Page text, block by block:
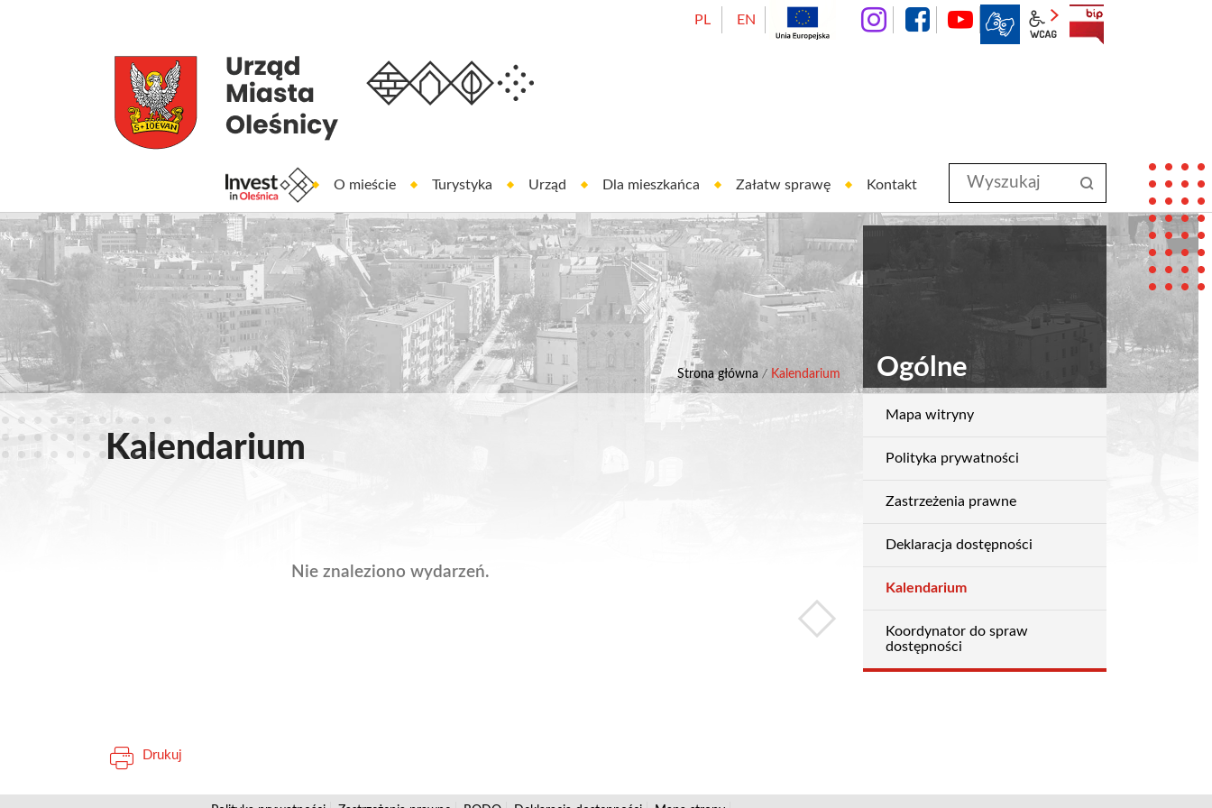
PL EN instagram
facebookYouTube
wcag2.1
Invest In Oleśnica
O mieście Turystyka Urząd Dla mieszkańca Załatw sprawę Kontakt
Wyszukaj
serwisie
Strona główna / Kalendarium Ogólne
Kalendarium
Nie znaleziono wydarzeń.
Drukuj
Ogólne
Mapa witryny
Polityka prywatności
Zastrzeżenia prawne
Deklaracja dostępności
Kalendarium
Koordynator do spraw
dostępności